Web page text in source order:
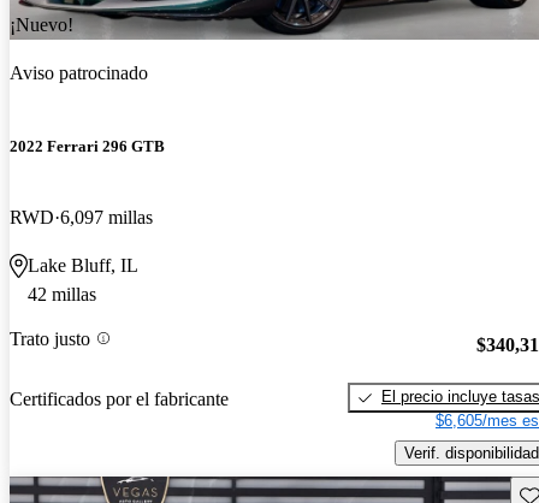
¡Nuevo!
Aviso patrocinado
2022 Ferrari 296 GTB
RWD 6,097 millas
Lake Bluff, IL
42 millas
Trato justo
Certificados por el fabricante
El precio incluye tasas
$6,605/mes
Verif. disponibilidad